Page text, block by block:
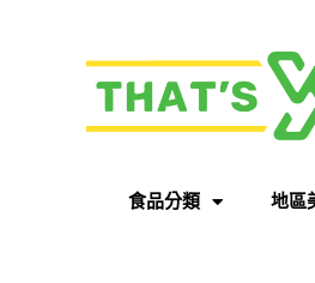
食品分類 地區